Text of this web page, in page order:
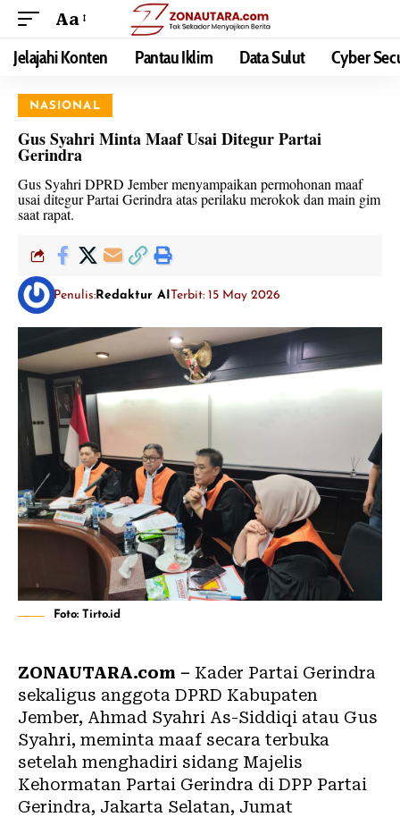
Aa
Jelajahi Konten Pantau Iklim Data Sulut Cyber
NASIONAL
Gus Syahri Minta Maaf Usai Ditegur Partai
Gerindra
Gus Syahri DPRD Jember menyampaikan permohonan maaf
usai ditegur Partai Gerindra atas perilaku merokok dan main gim
saat rapat.
Penulis: Redaktur AITerbit: 15 May 2026
Foto: Tirto.id
ZONAUTARA.com – Kader Partai Gerindra
sekaligus anggota DPRD Kabupaten
Jember, Ahmad Syahri As-Siddiqi atau Gus
Syahri, meminta maaf secara terbuka
setelah menghadiri sidang Majelis
Kehormatan Partai Gerindra di DPP Partai
Gerindra, Jakarta Selatan, Jumat